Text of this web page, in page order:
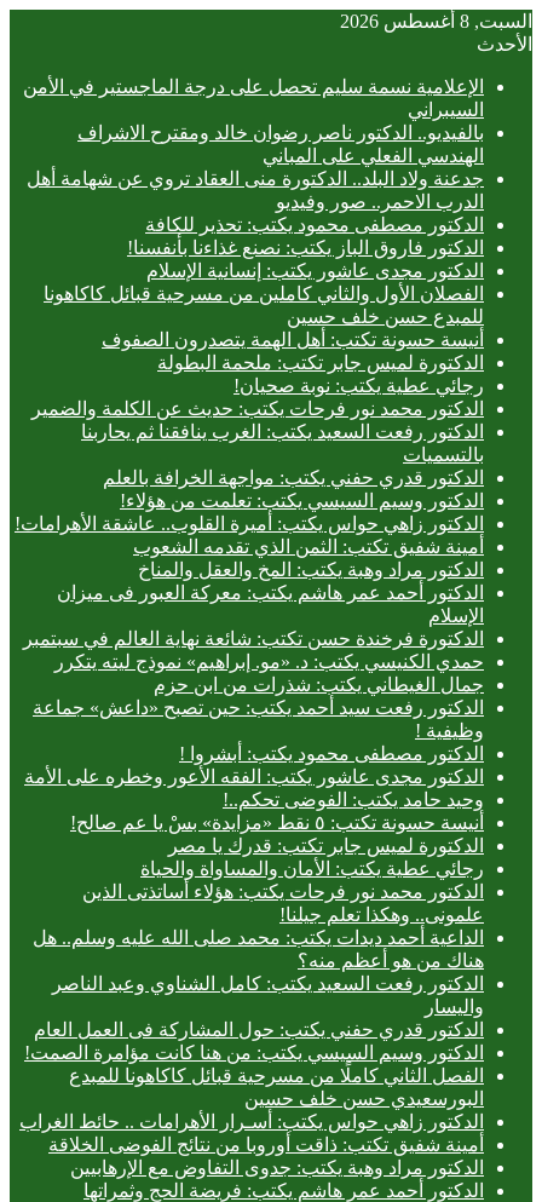
السبت, 8 أغسطس 2026
الأحدث
الإعلامية نسمة سليم تحصل على درجة الماجستير في الأمن
السيبراني
بالفيديو.. ‎الدكتور ناصر رضوان خالد ومقترح الاشراف
الهندسي الفعلي على المباني
جدعنة ولاد البلد.. الدكتورة منى العقاد تروي عن شهامة أهل
الدرب الاحمر.. صور وفيديو
الدكتور مصطفى محمود يكتب: تحذير للكافة
الدكتور فاروق الباز يكتب: نصنع غذاءنا بأنفسنا!
الدكتور مجدى عاشور يكتب: إنسانية الإسلام
الفصلان الأول والثاني كاملين من مسرحية قبائل كاكاهونا
للمبدع حسن خلف حسين
أنيسة حسونة تكتب: أهل الهمة يتصدرون الصفوف
الدكتورة لميس جابر تكتب: ملحمة البطولة
رجائي عطية يكتب: نوبة صحيان!
الدكتور محمد نور فرحات يكتب: حديث عن الكلمة والضمير
الدكتور رفعت السعيد يكتب: الغرب ينافقنا ثم يحاربنا
بالتسميات
الدكتور قدري حفني يكتب: مواجهة الخرافة بالعلم
الدكتور وسيم السيسي يكتب: تعلمت من هؤلاء!
الدكتور زاهي حواس يكتب: أميرة القلوب.. عاشقة الأهرامات!
أمينة شفيق تكتب: الثمن الذي تقدمه الشعوب
الدكتور مراد وهبة يكتب: المخ والعقل والمناخ
الدكتور أحمد عمر هاشم يكتب: معركة العبور فى ميزان
الإسلام
الدكتورة فرخندة حسن تكتب: شائعة نهاية العالم في سبتمبر
حمدي الكنيسي يكتب: د. «مو. إبراهيم» نموذج ليته يتكرر
جمال الغيطاني يكتب: شذرات من ابن حزم
الدكتور رفعت سيد أحمد يكتب: حين تصبح «داعش» جماعة
وظيفية !
الدكتور مصطفى محمود يكتب: أبشروا !
الدكتور مجدى عاشور يكتب: الفقه الأعور وخطره على الأمة
وحيد حامد يكتب: الفوضى تحكم..!
أنيسة حسونة تكتب: ٥ نقط «مزايدة» بسْ يا عم صالح!
الدكتورة لميس جابر تكتب: قدرك يا مصر
رجائي عطية يكتب: الأمان والمساواة والحياة
الدكتور محمد نور فرحات يكتب: هؤلاء أساتذتى الذين
علمونى.. وهكذا تعلم جيلنا!
الداعية أحمد ديدات يكتب: محمد صلى الله عليه وسلم.. هل
هناك من هو أعظم منه؟
الدكتور رفعت السعيد يكتب: كامل الشناوي وعبد الناصر
واليسار
الدكتور قدري حفني يكتب: حول المشاركة فى العمل العام
الدكتور وسيم السيسي يكتب: من هنا كانت مؤامرة الصمت!
الفصل الثاني كاملًا من مسرحية قبائل كاكاهونا للمبدع
البورسعيدي حسن خلف حسين
الدكتور زاهي حواس يكتب: أسـرار الأهرامات .. حائط الغراب
أمينة شفيق تكتب: ذاقت أوروبا من نتائج الفوضى الخلاقة
الدكتور مراد وهبة يكتب: جدوى التفاوض مع الإرهابيين
الدكتور أحمد عمر هاشم يكتب: فريضة الحج وثمراتها